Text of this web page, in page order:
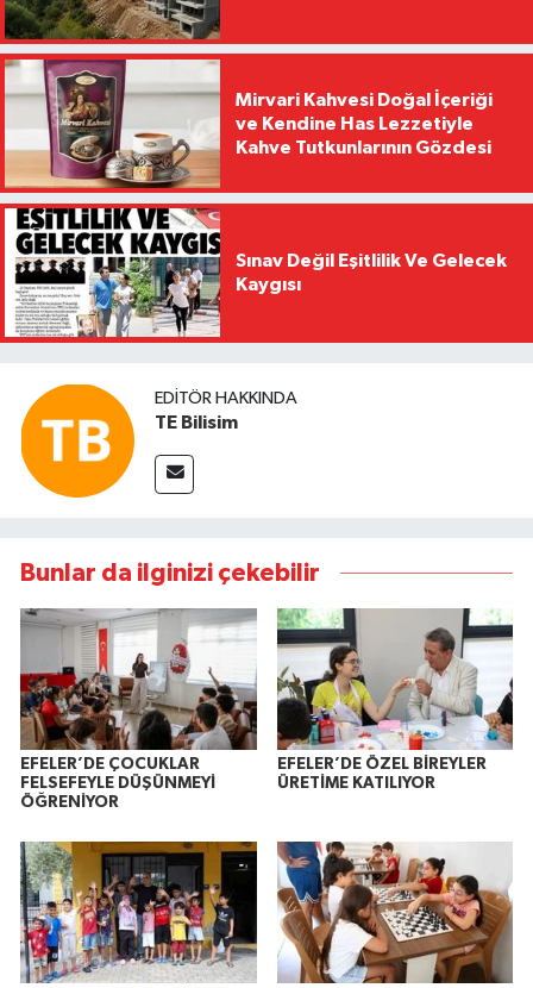
Mirvari Kahvesi Doğal İçeriği
ve Kendine Has Lezzetiyle
Kahve Tutkunlarının Gözdesi
Sınav Değil Eşitlilik Ve Gelecek
Kaygısı
EDITÖR HAKKINDA
TE Bilisim
Bunlar da ilginizi çekebilir
EFELER’DE ÇOCUKLAR
FELSEFEYLE DÜŞÜNMEYİ
ÖĞRENİYOR
EFELER’DE ÖZEL BİREYLER
ÜRETİME KATILIYOR